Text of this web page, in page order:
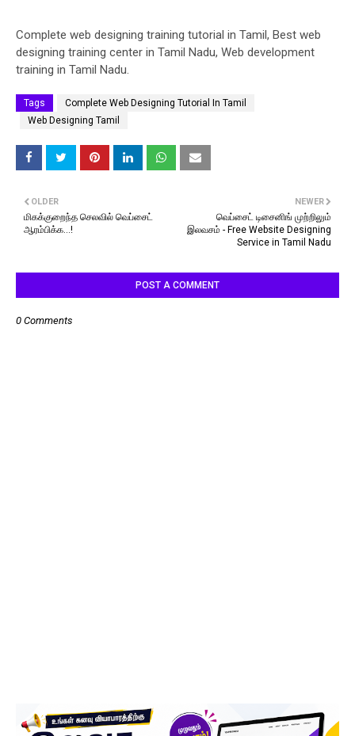
Complete web designing training tutorial in Tamil, Best web
designing training center in Tamil Nadu, Web development
training in Tamil Nadu.
Tags
Complete Web Designing Tutorial In Tamil
Web Designing Tamil
NEWER
வெப்சைட் டிசைனிங் முற்றிலும்
இலவசம் - Free Website Designing
Service in Tamil Nadu
OLDER
மிகக்குறைந்த செலவில் வெப்சைட்
ஆரம்பிக்க...!
POST A COMMENT
0 Comments